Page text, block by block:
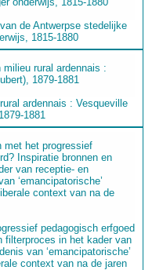
de Antwerpse stedelijke
1815-1880
ardennais : Vesqueville
1881
pedagogisch erfgoed
filterproces in het kader van
van ‘emancipatorische’
context van na de jaren